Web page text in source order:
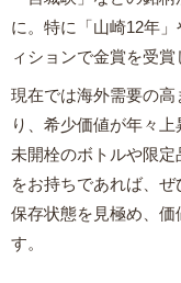
に。特に「山崎12年
ィションで金賞を受賞
現在では海外需要の
り、希少価値が年々上
未開栓のボトルや限
をお持ちであれば、
保存状態を見極め、
す。